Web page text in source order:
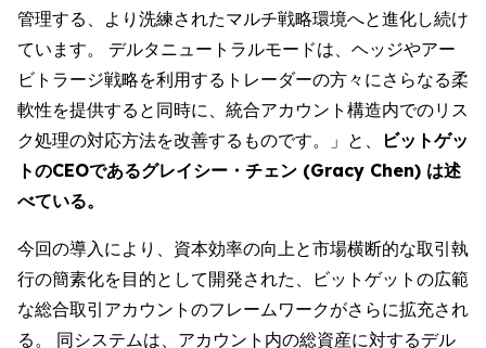
管理する、より洗練されたマルチ戦略環境へと進化し続け
ています。 デルタニュートラルモードは、ヘッジやアー
ビトラージ戦略を利用するトレーダーの方々にさらなる柔
軟性を提供すると同時に、統合アカウント構造内でのリス
ク処理の対応方法を改善するものです。」と、
ビットゲッ
トのCEOであるグレイシー・チェン (Gracy Chen) は述
べている。
今回の導入により、資本効率の向上と市場横断的な取引執
行の簡素化を目的として開発された、ビットゲットの広範
な総合取引アカウントのフレームワークがさらに拡充され
る。 同システムは、アカウント内の総資産に対するデル